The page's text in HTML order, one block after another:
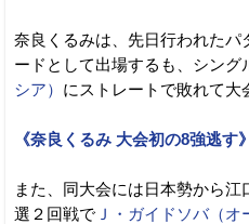
奈良くるみは、先日行われたパ
ードとして出場するも、シング
シア） にストレートで敗れて大
《奈良くるみ 大会初の8強逃す》
また、同大会には日本勢から
選２回戦で Ｊ・ガイドソバ（オ